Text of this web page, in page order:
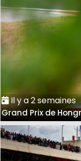
Il y a 2 semaines
Grand Prix de